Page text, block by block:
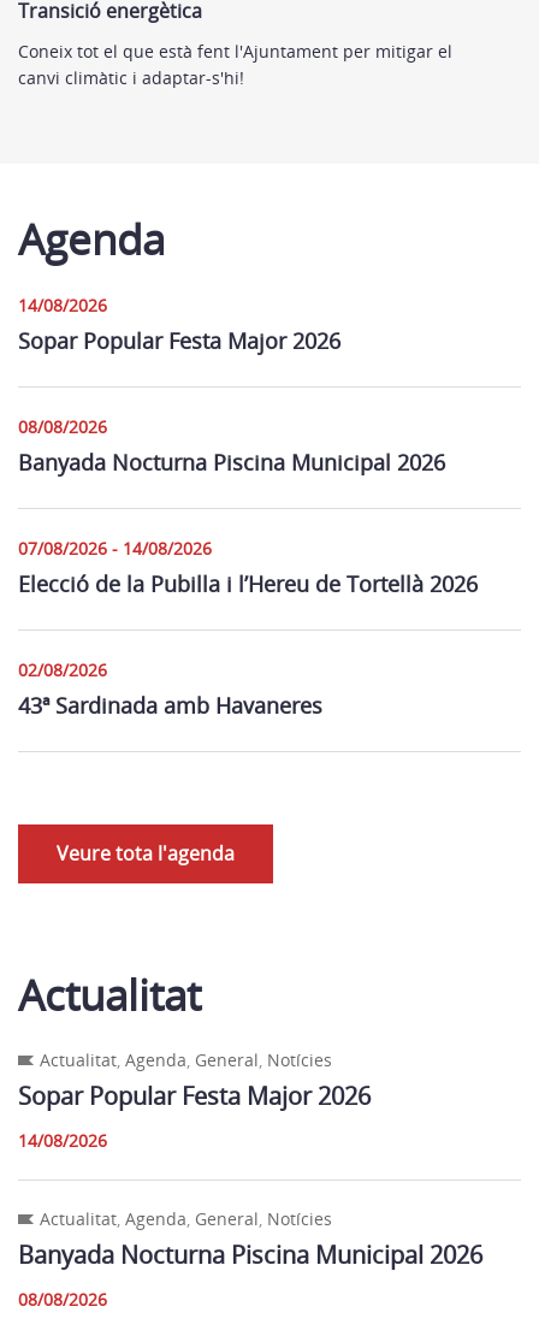
Transició energètica
Coneix tot el que està fent l'Ajuntament per mitigar el
canvi climàtic i adaptar-s'hi!
Agenda
14/08/2026
Sopar Popular Festa Major 2026
08/08/2026
Banyada Nocturna Piscina Municipal 2026
07/08/2026 - 14/08/2026
Elecció de la Pubilla i l’Hereu de Tortellà 2026
02/08/2026
43ª Sardinada amb Havaneres
Veure tota l'agenda
Actualitat
Actualitat, Agenda, General, Notícies
Sopar Popular Festa Major 2026
14/08/2026
Actualitat, Agenda, General, Notícies
Banyada Nocturna Piscina Municipal 2026
08/08/2026